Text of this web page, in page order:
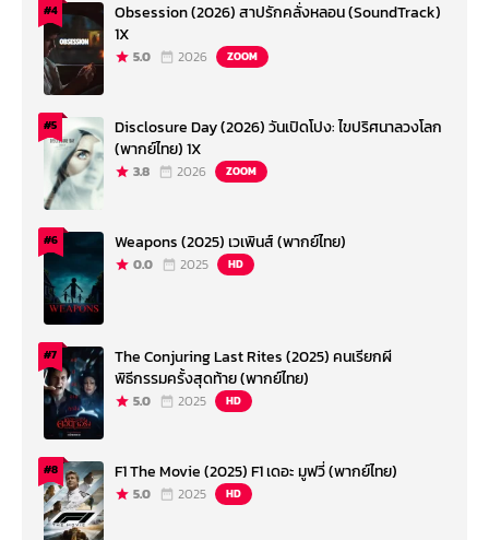
#4
Obsession (2026) สาปรักคลั่งหลอน (SoundTrack)
1X
5.0 2026 ZOOM
#5
Disclosure Day (2026) วันเปิดโปง: ไขปริศนาลวงโลก
(พากย์ไทย) 1X
3.8 2026 ZOOM
#6 Weapons (2025) เวเพินส์ (พากย์ไทย)
0.0 2025 HD
#7
The Conjuring Last Rites (2025) คนเรียกผี
พิธีกรรมครั้งสุดท้าย (พากย์ไทย)
5.0 2025 HD
#8 F1 The Movie (2025) F1 เดอะ มูฟวี่ (พากย์ไทย)
5.0 2025 HD